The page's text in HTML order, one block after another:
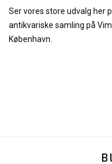
Ser vores store udvalg her
antikvariske samling på
København.